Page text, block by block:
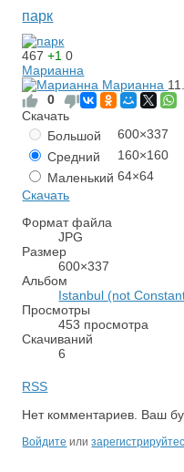
парк
467+10
Марианна
Марианна
0
Скачать
Большой
600×337
Средний
160×160
Маленький 64×64
Скачать
Формат файла
JPG
Размер
600×337
Альбом
Istanbul (not
Просмотры
453 просмотра
Скачиваний
6
RSS
Нет комментариев. Ваш
Войдите или